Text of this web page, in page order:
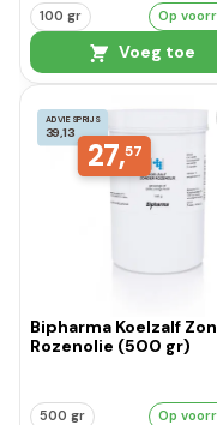
100 gr Op
Voeg toe
ADVIESPRIJS
39,13
27,57
Bipharma Koelzalf
Rozenolie (500 gr)
500 gr Op